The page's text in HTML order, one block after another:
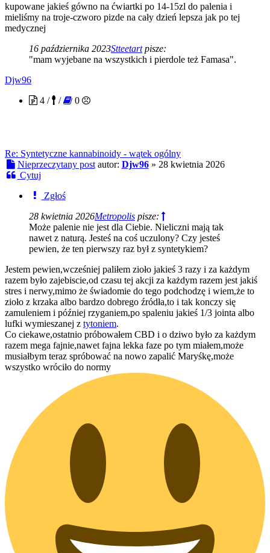
kupowane jakieś gówno na ćwiartki po 14-15zl do palenia i
mieliśmy na troje-czworo pizde na cały dzień lepsza jak po tej
medycznej
16 października 2023Stteetartpisze:
"mam wyjebane na wszystkich i pierdole też Famasa".
Djw96
4 /
/ 0
Re: Syntetyczne kannabinoidy - wątek ogólny
Nieprzeczytany post autor: Djw96» 28 kwietnia 2026
Cytuj
Zgłoś
28 kwietnia 2026Metropolis pisze:
Może palenie nie jest dla Ciebie. Nieliczni mają tak
nawet z naturą. Jesteś na coś uczulony? Czy jesteś
pewien, że ten pierwszy raz był z syntetykiem?
Jestem pewien,wcześniej paliłem zioło jakieś 3 razy i za każdym
razem było zajebiscie,od czasu tej akcji za każdym razem jest jakiś
stres i nerwy,mimo że świadomie do tego podchodzę i wiem,że to
zioło z krzaka albo bardzo dobrego źródła,to i tak konczy się
zamuleniem i później rzyganiem,po spaleniu jakieś 1/3 jointa albo
lufki wymieszanej z tytoniem.
Co ciekawe,ostatnio próbowałem CBD i o dziwo było za każdym
razem mega fajnie,nawet fajna lekka faze po tym miałem,może
musiałbym teraz spróbować na nowo zapalić Maryśkę,może
wszystko wróciło do normy